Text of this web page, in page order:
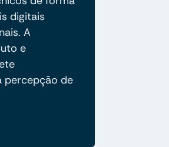
digitais
A
e
percepção de